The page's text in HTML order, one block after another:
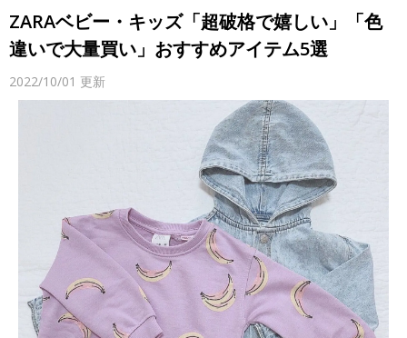
ZARAベビー・キッズ「超破格で嬉しい」「色
違いで大量買い」おすすめアイテム5選
2022/10/01 更新